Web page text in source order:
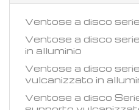
Ventose a disco
Ventose a disco
in alluminio
Ventose a disco
vulcanizzato in
Ventose a disco